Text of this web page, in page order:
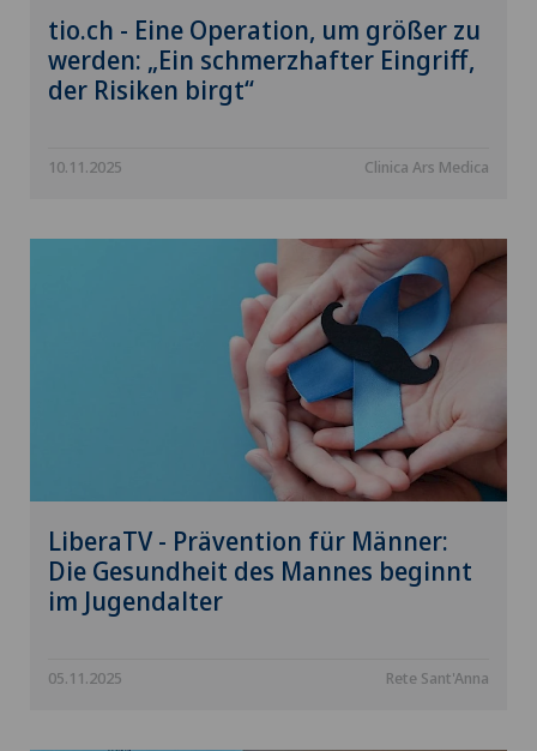
tio.ch - Eine Operation, um größer zu
werden: „Ein schmerzhafter Eingriff,
der Risiken birgt“
10.11.2025 Clinica Ars Medica
LiberaTV - Prävention für Männer:
Die Gesundheit des Mannes beginnt
im Jugendalter
05.11.2025 Rete Sant'Anna